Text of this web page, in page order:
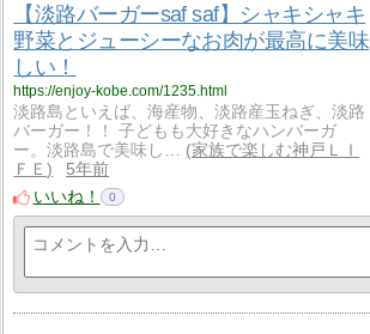
【淡路バーガーsaf saf】シャキシャキ
野菜とジューシーなお肉が最高に美味
しい！
https://enjoy-kobe.com/1235.html
淡路島といえば、海産物、淡路産玉ねぎ、淡路
バーガー！！ 子どもも大好きなハンバーガ
ー。淡路島で美味し…
家族で楽しむ神戸ＬＩ
ＦＥ
5年前
いいね！
0